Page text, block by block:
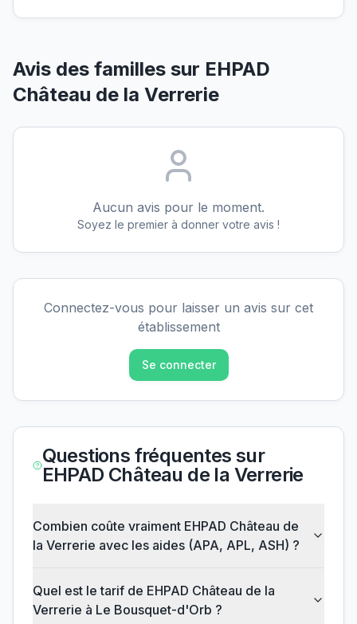
Avis des familles sur EHPAD
Château de la Verrerie
Aucun avis pour le moment.
Soyez le premier à donner votre avis !
Connectez-vous pour laisser un avis sur cet
établissement
Se connecter
Questions fréquentes sur
EHPAD Château de la Verrerie
Combien coûte vraiment EHPAD Château de
la Verrerie avec les aides (APA, APL, ASH) ?
Quel est le tarif de EHPAD Château de la
Verrerie à Le Bousquet-d'Orb ?